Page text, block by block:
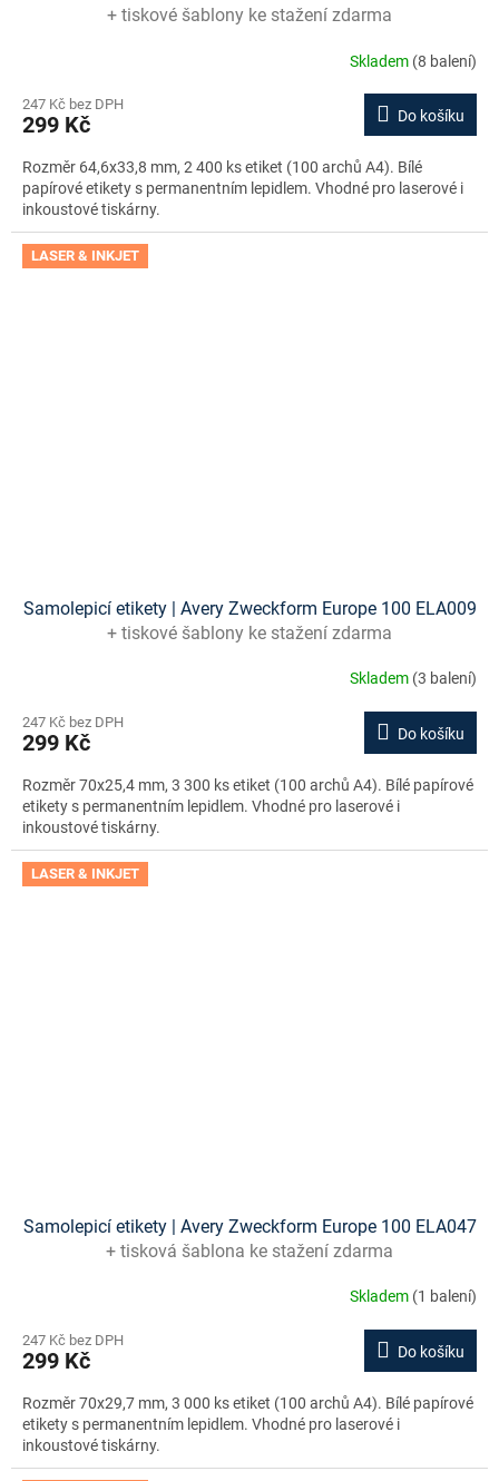
+ tiskové šablony ke stažení zdarma
Skladem (8 balení)
247 Kč bez DPH
299 Kč Do košíku
Rozměr 64,6x33,8 mm, 2 400 ks etiket (100 archů A4). Bílé
papírové etikety s permanentním lepidlem. Vhodné pro laserové i
inkoustové tiskárny.
LASER & INKJET
Samolepicí etikety | Avery Zweckform Europe 100 ELA009
+ tiskové šablony ke stažení zdarma
Skladem (3 balení)
247 Kč bez DPH
299 Kč Do košíku
Rozměr 70x25,4 mm, 3 300 ks etiket (100 archů A4). Bílé papírové
etikety s permanentním lepidlem. Vhodné pro laserové i
inkoustové tiskárny.
LASER & INKJET
Samolepicí etikety | Avery Zweckform Europe 100 ELA047
+ tisková šablona ke stažení zdarma
Skladem (1 balení)
247 Kč bez DPH
299 Kč Do košíku
Rozměr 70x29,7 mm, 3 000 ks etiket (100 archů A4). Bílé papírové
etikety s permanentním lepidlem. Vhodné pro laserové i
inkoustové tiskárny.